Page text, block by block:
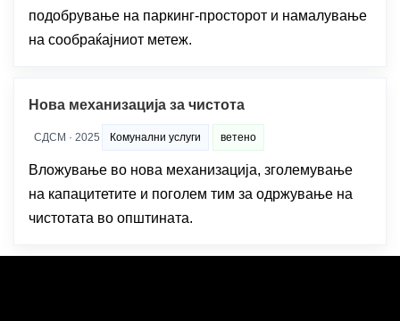
подобрување на паркинг-просторот и намалување
на сообраќајниот метеж.
Нова механизација за чистота
СДСМ · 2025 Комунални услуги ветено
Вложување во нова механизација, зголемување
на капацитетите и поголем тим за одржување на
чистотата во општината.